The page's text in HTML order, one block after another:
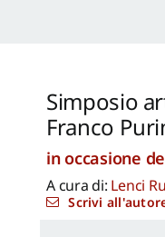
Simposio
Franco
in occasione
A cura di: Lenci
Scrivi